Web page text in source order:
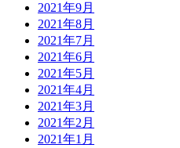
2021年9月
2021年8月
2021年7月
2021年6月
2021年5月
2021年4月
2021年3月
2021年2月
2021年1月